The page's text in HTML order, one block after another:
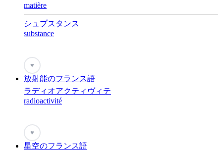
matière
シュプスタンス
substance
♥
放射能のフランス語
ラディオアクティヴィテ
radioactivité
♥
星空のフランス語